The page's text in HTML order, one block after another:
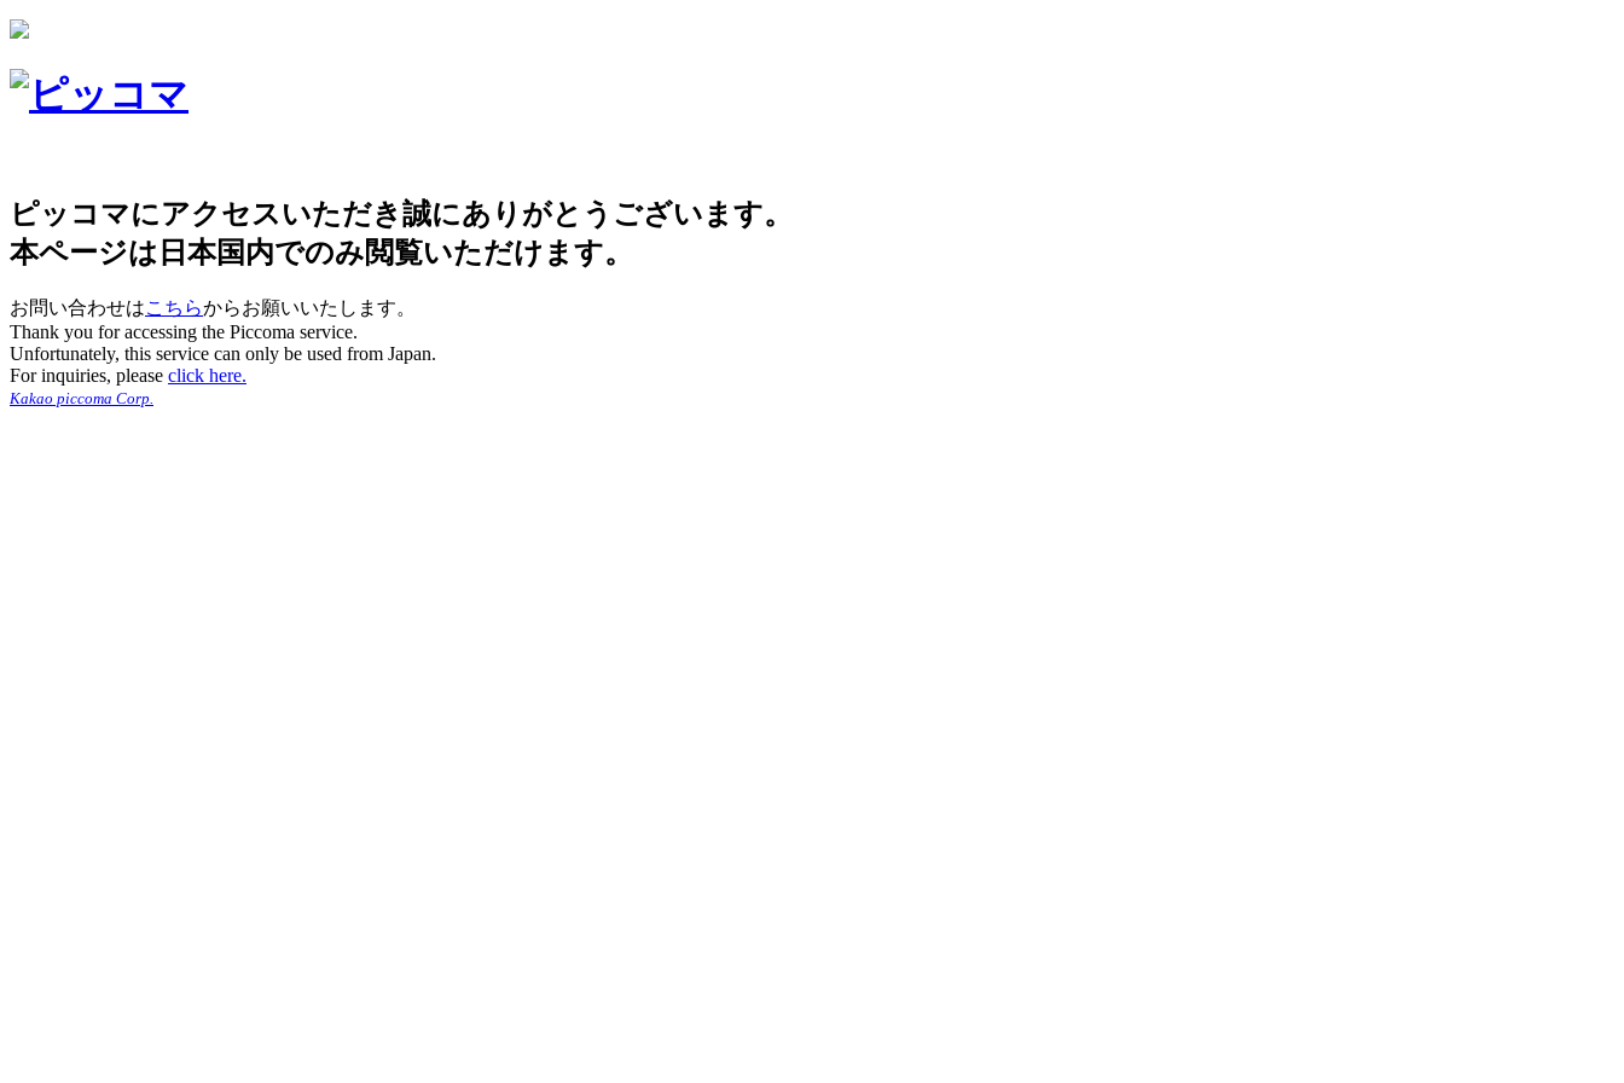
ピッコマにアクセスいただき誠にありがとうございます。
本ページは日本国内でのみ閲覧いただけます。
お問い合わせはこちらからお願いいたします。
Thank you for accessing the Piccoma service.
Unfortunately, this service can only be used from Japan.
For inquiries, please click here.
Kakao piccoma Corp.